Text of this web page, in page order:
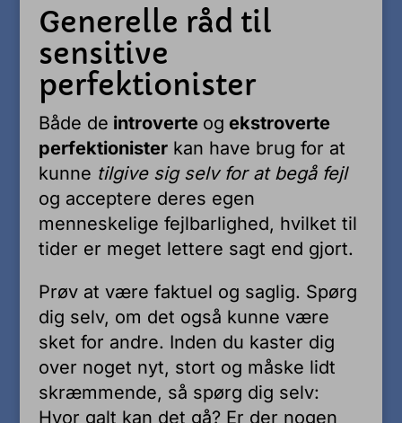
Generelle råd til
sensitive
perfektionister
Både de introverte og ekstroverte
perfektionisterkan have brug for at
kunne tilgive sig selv for at begå fejl
og acceptere deres egen
menneskelige fejlbarlighed, hvilket til
tider er meget lettere sagt end gjort.
Prøv at være faktuel og saglig. Spørg
dig selv, om det også kunne være
sket for andre. Inden du kaster dig
over noget nyt, stort og måske lidt
skræmmende, så spørg dig selv:
Hvor galt kan det gå? Er der nogen